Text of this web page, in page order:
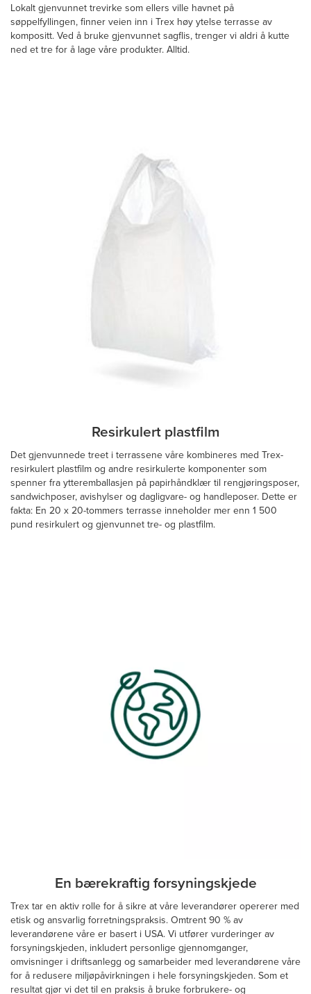
Lokalt gjenvunnet trevirke som ellers ville havnet på
søppelfyllingen, finner veien inn i Trex høy ytelse terrasse av
kompositt. Ved å bruke gjenvunnet sagflis, trenger vi aldri å kutte
ned et tre for å lage våre produkter. Alltid.
Resirkulert plastfilm
Det gjenvunnede treet i terrassene våre kombineres med Trex-
resirkulert plastfilm og andre resirkulerte komponenter som
spenner fra ytteremballasjen på papirhåndklær til rengjøringsposer,
sandwichposer, avishylser og dagligvare- og handleposer. Dette er
fakta: En 20 x 20-tommers terrasse inneholder mer enn 1 500
pund resirkulert og gjenvunnet tre- og plastfilm.
En bærekraftig forsyningskjede
Trex tar en aktiv rolle for å sikre at våre leverandører opererer med
etisk og ansvarlig forretningspraksis. Omtrent 90 % av
leverandørene våre er basert i USA. Vi utfører vurderinger av
forsyningskjeden, inkludert personlige gjennomganger,
omvisninger i driftsanlegg og samarbeider med leverandørene våre
for å redusere miljøpåvirkningen i hele forsyningskjeden. Som et
resultat gjør vi det til en praksis å bruke forbrukere- og